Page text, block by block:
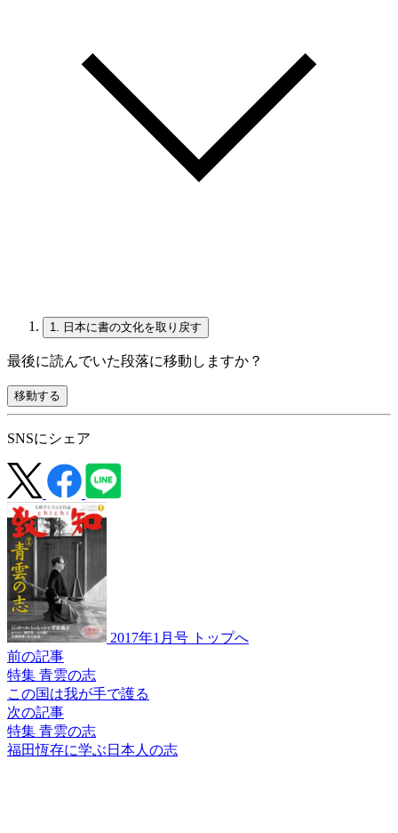
1. 日本に書の文化を取り戻す
最後に読んでいた段落に移動しますか？
移動する
SNSにシェア
2017年1月号 トップへ
前の記事
特集 青雲の志
この国は我が手で護る
次の記事
特集 青雲の志
福田恆存に学ぶ 日本人の志